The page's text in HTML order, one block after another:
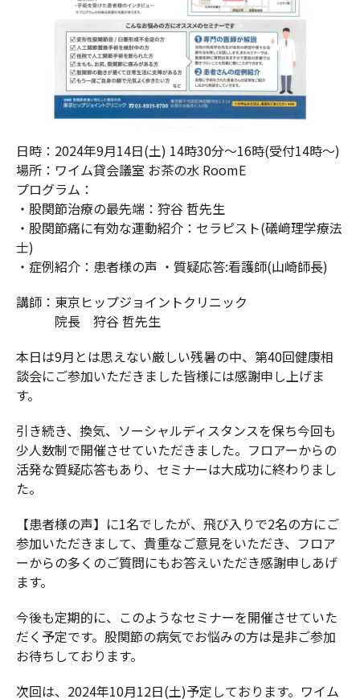
日時：2024年9月14日(土) 14時30分～16時(受付14時～)
場所：ワイム貸会議室 お茶の水 RoomE
プログラム：
・股関節治療の最先端：狩谷 哲先生
・股関節痛に有効な運動紹介：セラピスト(礒﨑理学療法
士)
・症例紹介：患者様の声 ・質疑応答:看護師(山崎師長)
講師：東京ヒップジョイントクリニック
院長 狩谷 哲先生
本日は9月とは思えない厳しい残暑の中、第40回健康相
談会にご参加いただきました皆様には感謝申し上げま
す。
引き続き、換気、ソーシャルディスタンスを保ち今回も
少人数制で開催させていただきました。フロアーからの
活発な質疑応答もあり、セミナーは大成功に終わりまし
た。
【患者様の声】に1名でしたが、飛び入りで2名の方にご
参加いただきまして、貴重なご意見をいただき、フロア
ーからの多くのご質問にもお答えいただき感謝申しあげ
ます。
今後も定期的に、このようなセミナーを開催させていた
だく予定です。股関節の病気でお悩みの方は是非ご参加
お待ちしております。
次回は、2024年10月12日(土)予定しております。ワイム